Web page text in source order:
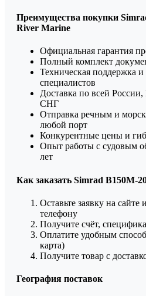
Преимущества покупки
River Marine
Официальная гарантия
Полный комплект
Техническая поддержка и
специалистов
Доставка по всей
СНГ
Отправка речным и
любой порт
Конкурентные цены и
Опыт работы с судовым
лет
Как заказать Simrad B150M-
Оставьте заявку на сайте
телефону
Получите счёт,
Оплатите удобным
карта)
Получите товар с
География поставок